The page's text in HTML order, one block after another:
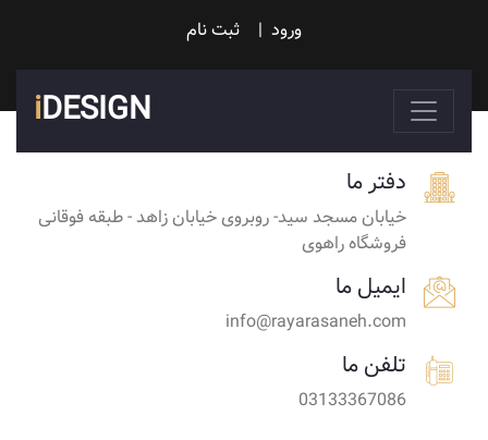
ورود | ثبت نام
iDESIGN
دفتر ما
خیابان مسجد سید- روبروی خیابان زاهد - طبقه فوقانی
فروشگاه راهوی
ایمیل ما
info@rayarasaneh.com
تلفن ما
03133367086